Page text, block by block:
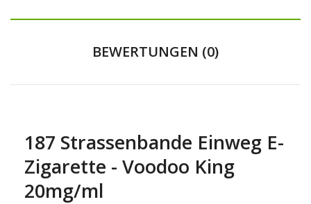
BEWERTUNGEN (0)
187 Strassenbande Einweg E-
Zigarette - Voodoo King
20mg/ml